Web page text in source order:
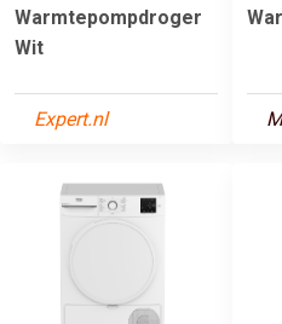
Warmtepompdroger
Wit
Expert.nl